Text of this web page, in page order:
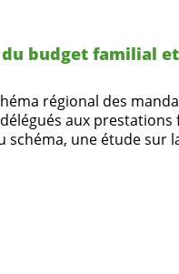
budget familial
régional des
aux prestations
schéma, une étude sur